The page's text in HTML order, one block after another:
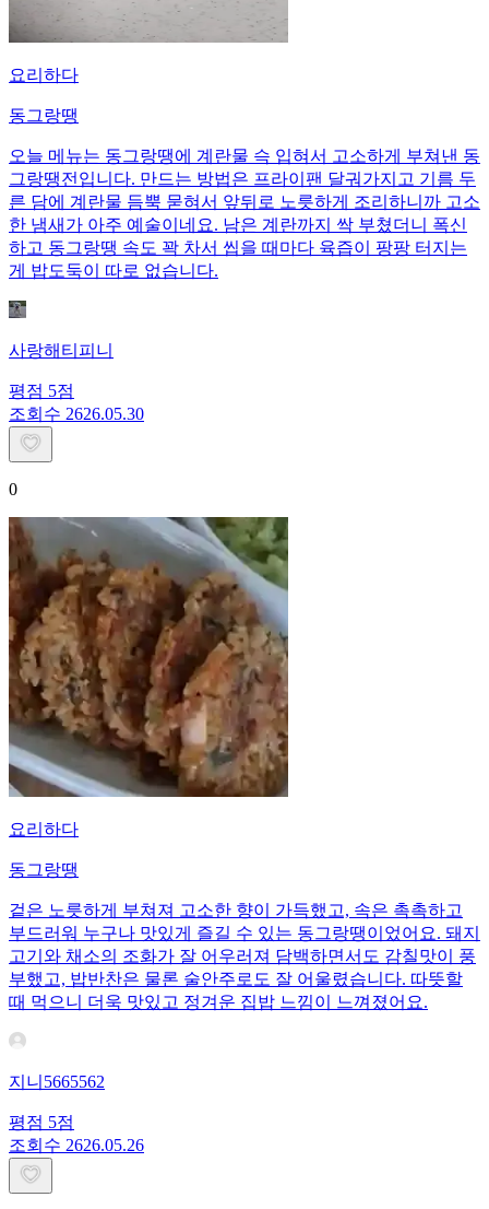
요리하다
동그랑땡
오늘 메뉴는 동그랑땡에 계란물 슥 입혀서 고소하게 부쳐낸 동
그랑땡전입니다. 만드는 방법은 프라이팬 달궈가지고 기름 두
른 담에 계란물 듬뿍 묻혀서 앞뒤로 노릇하게 조리하니까 고소
한 냄새가 아주 예술이네요. 남은 계란까지 싹 부쳤더니 폭신
하고 동그랑땡 속도 꽉 차서 씹을 때마다 육즙이 팡팡 터지는
게 밥도둑이 따로 없습니다.
사랑해티피니
평점 5점
조회수 2626.05.30
0
요리하다
동그랑땡
겉은 노릇하게 부쳐져 고소한 향이 가득했고, 속은 촉촉하고
부드러워 누구나 맛있게 즐길 수 있는 동그랑땡이었어요. 돼지
고기와 채소의 조화가 잘 어우러져 담백하면서도 감칠맛이 풍
부했고, 밥반찬은 물론 술안주로도 잘 어울렸습니다. 따뜻할
때 먹으니 더욱 맛있고 정겨운 집밥 느낌이 느껴졌어요.
지니5665562
평점 5점
조회수 2626.05.26